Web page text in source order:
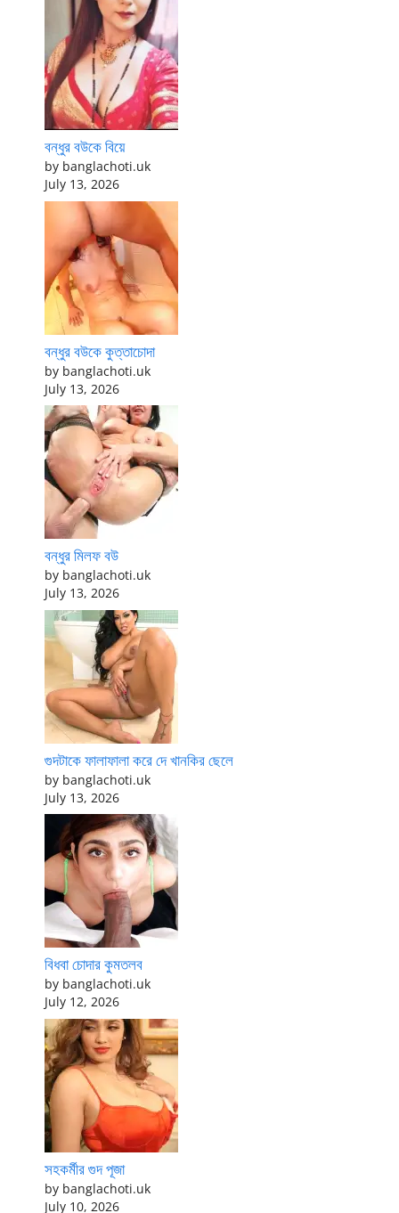
বন্ধুর বউকে বিয়ে
by banglachoti.uk
July 13, 2026
বন্ধুর বউকে কুত্তাচোদা
by banglachoti.uk
July 13, 2026
বন্ধুর মিলফ বউ
by banglachoti.uk
July 13, 2026
গুদটাকে ফালাফালা করে দে খানকির ছেলে
by banglachoti.uk
July 13, 2026
বিধবা চোদার কুমতলব
by banglachoti.uk
July 12, 2026
সহকর্মীর গুদ পূজা
by banglachoti.uk
July 10, 2026